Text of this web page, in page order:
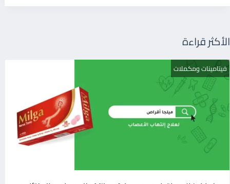
الأكثر قراءة
فيتامينات ومكملات